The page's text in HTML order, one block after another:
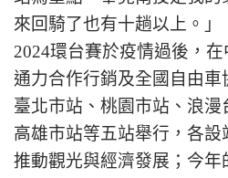
來回騎了也有十趟以上。」
2024環台賽於疫情過後，
通力合作行銷及全國自由
臺北市站、桃園市站、浪
高雄市站等五站舉行，各
推動觀光與經濟發展；今